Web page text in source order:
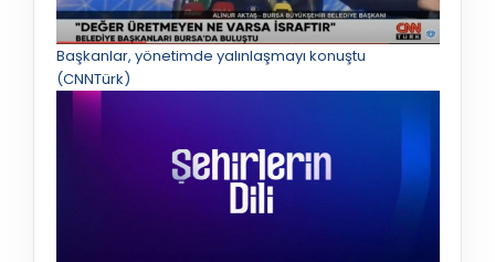
Başkanlar, yönetimde yalınlaşmayı konuştu
(CNNTürk)